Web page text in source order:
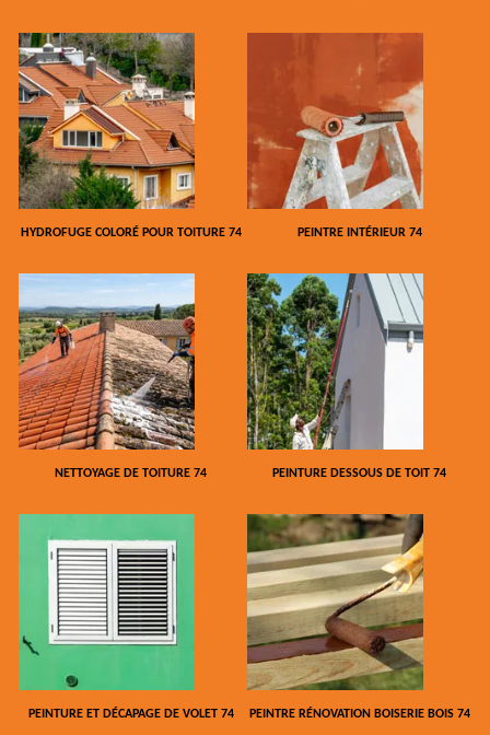
HYDROFUGE COLORÉ POUR TOITURE 74 PEINTRE INTÉRIEUR 74
NETTOYAGE DE TOITURE 74 PEINTURE DESSOUS DE TOIT 74
PEINTURE ET DÉCAPAGE DE VOLET 74 PEINTRE RÉNOVATION BOISERIE BOIS 74